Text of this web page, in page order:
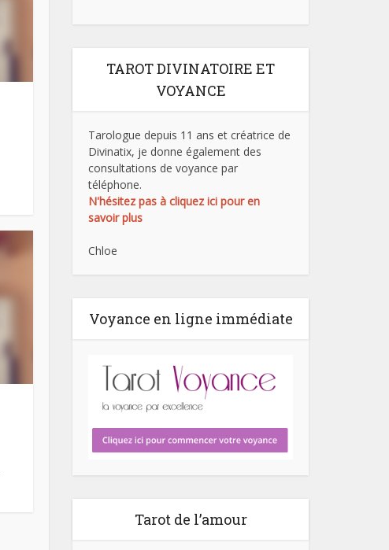
TAROT DIVINATOIRE ET
VOYANCE
Tarologue depuis 11 ans et créatrice de
Divinatix, je donne également des
consultations de voyance par
téléphone.
N'hésitez pas à cliquez ici pour en
savoir plus
Chloe
Voyance en ligne immédiate
Tarot de l’amour